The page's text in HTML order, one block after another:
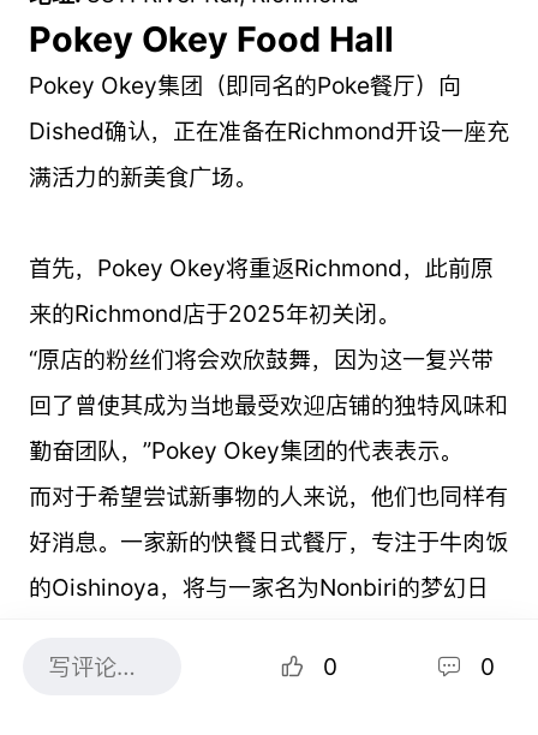
Pokey Okey Food Hall
Pokey Okey集团（即同名的Poke餐厅）向
Dished确认，正在准备在Richmond开设一座充
满活力的新美食广场。
首先，Pokey Okey将重返Richmond，此前原
来的Richmond店于2025年初关闭。
“原店的粉丝们将会欢欣鼓舞，因为这一复兴带
回了曾使其成为当地最受欢迎店铺的独特风味和
勤奋团队，”Pokey Okey集团的代表表示。
而对于希望尝试新事物的人来说，他们也同样有
好消息。一家新的快餐日式餐厅，专注于牛肉饭
的Oishinoya，将与一家名为Nonbiri的梦幻日
地址:6386 No. 3 Rd., Richmond
0 0